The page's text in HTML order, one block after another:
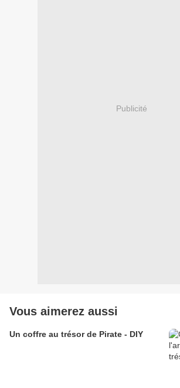
Publicité
Vous aimerez aussi
Un coffre au trésor de Pirate - DIY